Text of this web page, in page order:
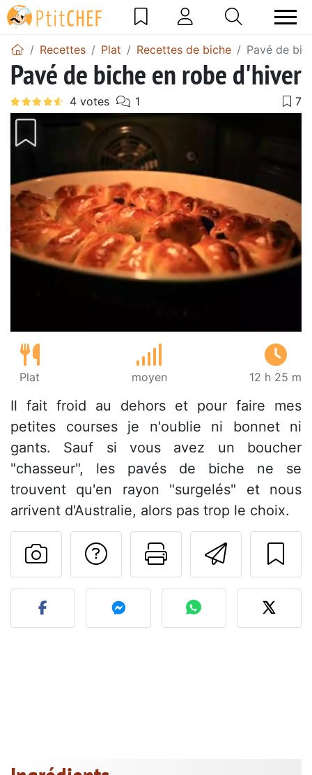
Recettes Plat Recettes de biche Pavé de
Pavé de biche en robe d'hiver
Plat moyen 12 h 25 m
Il fait froid au dehors et pour faire mes
petites courses je n'oublie ni bonnet ni
gants. Sauf si vous avez un boucher
"chasseur", les pavés de biche ne se
trouvent qu'en rayon "surgelés" et nous
arrivent d'Australie, alors pas trop le choix.
Imprimer
Poser une
Publier votre photo de